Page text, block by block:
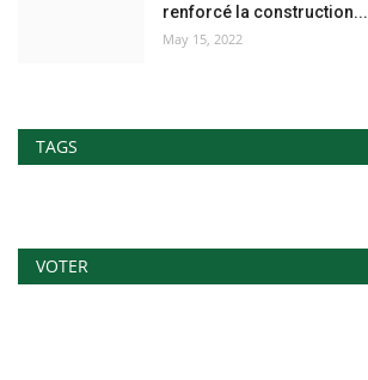
renforcé la construction...
May 15, 2022
TAGS
VOTER